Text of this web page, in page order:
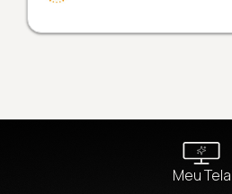
Meu Tela